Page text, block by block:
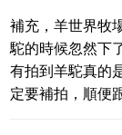
補充，羊世界牧
駝的時候忽然下
有拍到羊駝真的
定要補拍，順便